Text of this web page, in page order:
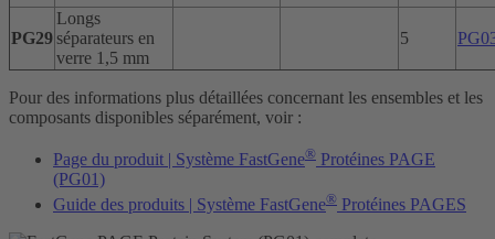
PG29
Longs
séparateurs en
verre 1,5 mm
5
Pour des informations plus détaillées concernant les ensembles et les
composants disponibles séparément, voir :
Page du produit | Système FastGene® Protéines PAGE
(PG01)
Guide des produits | Système FastGene® Protéines PAGES